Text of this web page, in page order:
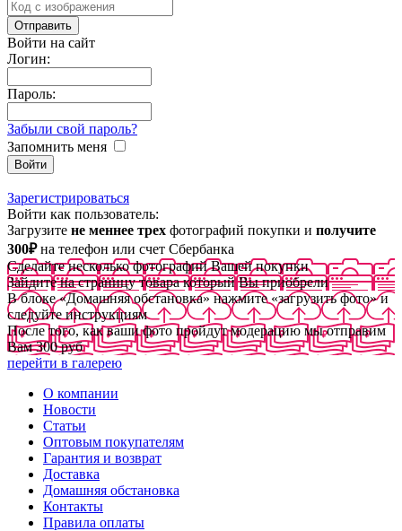
Войти на сайт
Логин:
Пароль:
Забыли свой пароль?
Запомнить меня
Зарегистрироваться
Войти как пользователь:
Загрузите не меннее трех фотографий покупки и получите
300₽на телефон или счет Сбербанка
Сделайте несколько фотографий Вашей покупки
Зайдите на страницу товара который Вы приобрели
В блоке «Домашняя обстановка» нажмите «загрузить фото» и
следуйте инструкциям
После того, как ваши фото пройдут модерацию мы отправим
Вам 300 руб
перейти в галерею
О компании
Новости
Статьи
Оптовым покупателям
Гарантия и возврат
Доставка
Домашняя обстановка
Контакты
Правила оплаты